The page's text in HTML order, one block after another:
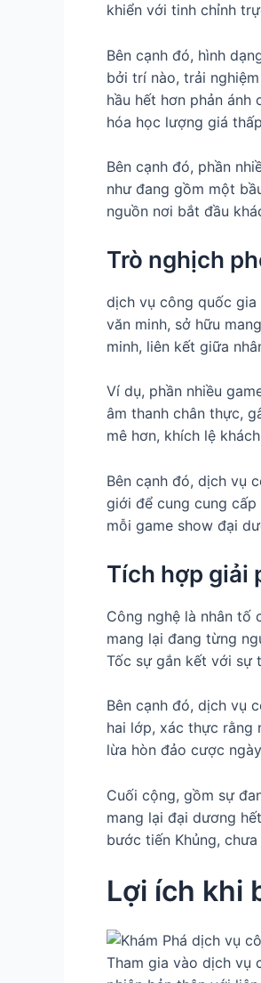
khiển với tinh chỉnh
Bên cạnh đó, hình
bởi trí nào, trải
hầu hết hơn phản
hóa học lượng giá
Bên cạnh đó, phần
như đang gồm một
nguồn nơi bắt đầu
Trò nghịch
dịch vụ công quốc
văn minh, sở hữu
minh, liên kết giữa
Ví dụ, phần nhiều
âm thanh chân thực,
mê hơn, khích lệ
Bên cạnh đó, dịch vụ
giới để cung cung
mỗi game show đại
Tích hợp giải
Công nghệ là nhân tố
mang lại đang từng
Tốc sự gắn kết với sự
Bên cạnh đó, dịch vụ
hai lớp, xác thực rằng
lừa hòn đảo cược
Cuối cộng, gồm sự
mang lại đại dương
bước tiến Khủng,
Lợi ích khi
Tham gia vào dịch vụ